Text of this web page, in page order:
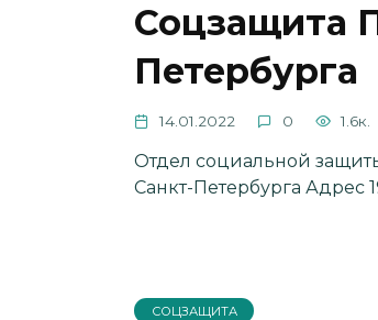
Соцзащита
Петербурга
14.01.2022 0 1.6к.
Отдел социальной
Санкт-Петербурга Адрес
СОЦЗАЩИТА